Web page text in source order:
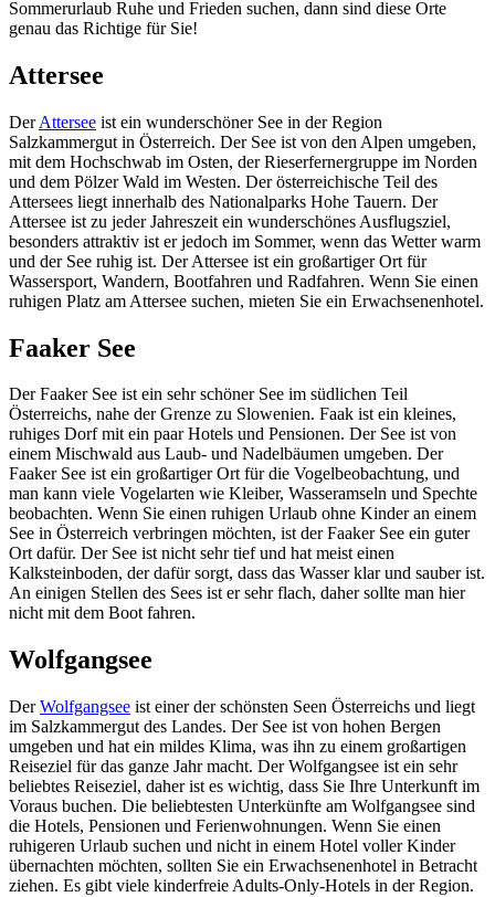
Sommerurlaub Ruhe und Frieden suchen, dann sind diese Orte
genau das Richtige für Sie!
Attersee
DerAttersee ist ein wunderschöner See in der Region
Salzkammergut in Österreich. Der See ist von den Alpen umgeben,
mit dem Hochschwab im Osten, der Rieserfernergruppe im Norden
und dem Pölzer Wald im Westen. Der österreichische Teil des
Attersees liegt innerhalb des Nationalparks Hohe Tauern. Der
Attersee ist zu jeder Jahreszeit ein wunderschönes Ausflugsziel,
besonders attraktiv ist er jedoch im Sommer, wenn das Wetter warm
und der See ruhig ist. Der Attersee ist ein großartiger Ort für
Wassersport, Wandern, Bootfahren und Radfahren. Wenn Sie einen
ruhigen Platz am Attersee suchen, mieten Sie ein Erwachsenenhotel.
Faaker See
Der Faaker See ist ein sehr schöner See im südlichen Teil
Österreichs, nahe der Grenze zu Slowenien. Faak ist ein kleines,
ruhiges Dorf mit ein paar Hotels und Pensionen. Der See ist von
einem Mischwald aus Laub- und Nadelbäumen umgeben. Der
Faaker See ist ein großartiger Ort für die Vogelbeobachtung, und
man kann viele Vogelarten wie Kleiber, Wasseramseln und Spechte
beobachten. Wenn Sie einen ruhigen Urlaub ohne Kinder an einem
See in Österreich verbringen möchten, ist der Faaker See ein guter
Ort dafür. Der See ist nicht sehr tief und hat meist einen
Kalksteinboden, der dafür sorgt, dass das Wasser klar und sauber ist.
An einigen Stellen des Sees ist er sehr flach, daher sollte man hier
nicht mit dem Boot fahren.
Wolfgangsee
DerWolfgangsee ist einer der schönsten Seen Österreichs und liegt
im Salzkammergut des Landes. Der See ist von hohen Bergen
umgeben und hat ein mildes Klima, was ihn zu einem großartigen
Reiseziel für das ganze Jahr macht. Der Wolfgangsee ist ein sehr
beliebtes Reiseziel, daher ist es wichtig, dass Sie Ihre Unterkunft im
Voraus buchen. Die beliebtesten Unterkünfte am Wolfgangsee sind
die Hotels, Pensionen und Ferienwohnungen. Wenn Sie einen
ruhigeren Urlaub suchen und nicht in einem Hotel voller Kinder
übernachten möchten, sollten Sie ein Erwachsenenhotel in Betracht
ziehen. Es gibt viele kinderfreie Adults-Only-Hotels in der Region.